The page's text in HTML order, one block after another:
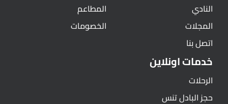
النادي
المجلات
اتصل بنا
المطاعم
الخصومات
خدمات اونلاين
الرحلات
حجز البادل تنس